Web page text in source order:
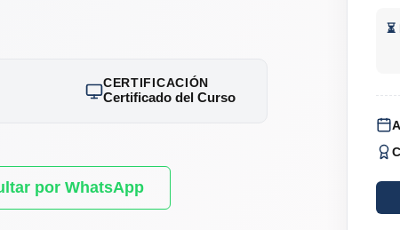
CERTIFICACIÓN
Certificado del Curso
por WhatsApp